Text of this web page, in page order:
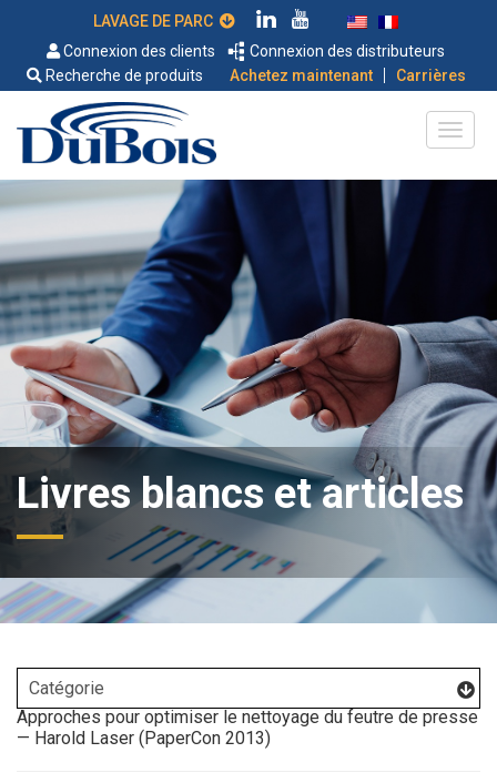
Connexion des clients
Connexion des distributeurs
Recherche de produits
Achetez maintenant | Carrières
Livres blancs et articles
Approches pour optimiser le nettoyage du feutre de presse
— Harold Laser (PaperCon 2013)